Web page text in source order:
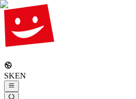
SKEN